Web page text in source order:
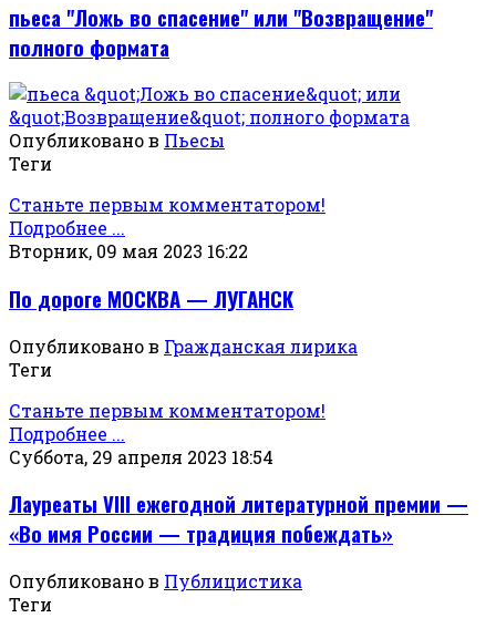
пьеса "Ложь во спасение" или "Возвращение"
полного формата
Опубликовано в Пьесы
Теги
Станьте первым комментатором!
Подробнее ...
Вторник, 09 мая 2023 16:22
По дороге МОСКВА — ЛУГАНСК
Опубликовано в Гражданская лирика
Теги
Станьте первым комментатором!
Подробнее ...
Суббота, 29 апреля 2023 18:54
Лауреаты VIII ежегодной литературной премии —
«Во имя России — традиция побеждать»
Опубликовано в Публицистика
Теги